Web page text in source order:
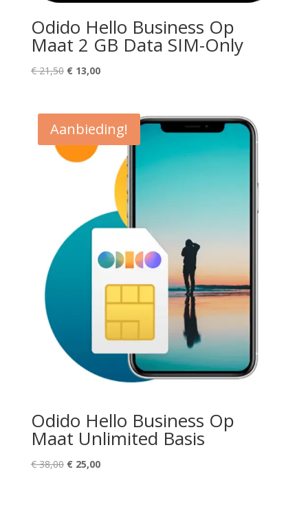
Odido Hello Business Op
Maat 2 GB Data SIM-Only
€21,50 Oorspronkelijke
€ 21,50.
€13,00Huidige
€ 13,00.
Aanbieding!
Odido Hello Business Op
Maat Unlimited Basis
€38,00 Oorspronkelijke
€25,00Huidige